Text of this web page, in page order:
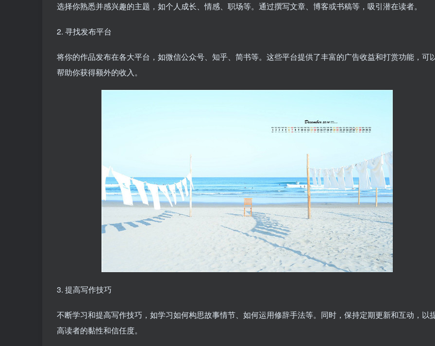
选择你熟悉并感兴趣的主题，如个人成长、情感、职场等。通过撰写文章、博客或书稿等，吸引潜在读者。
2. 寻找发布平台
将你的作品发布在各大平台，如微信公众号、知乎、简书等。这些平台提供了丰富的广告收益和打赏功能，可
帮助你获得额外的收入。
3. 提高写作技巧
不断学习和提高写作技巧，如学习如何构思故事情节、如何运用修辞手法等。同时，保持定期更新和互动，以
高读者的黏性和信任度。